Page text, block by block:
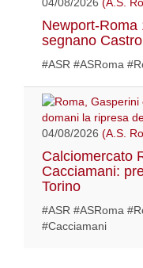
04/08/2026 (A.S.
Newport-Roma
segnano
#ASR #ASRoma
04/08/2026 (A.S.
Calciomercato
Cacciamani:
Torino
#ASR #ASRoma
#Cacciamani